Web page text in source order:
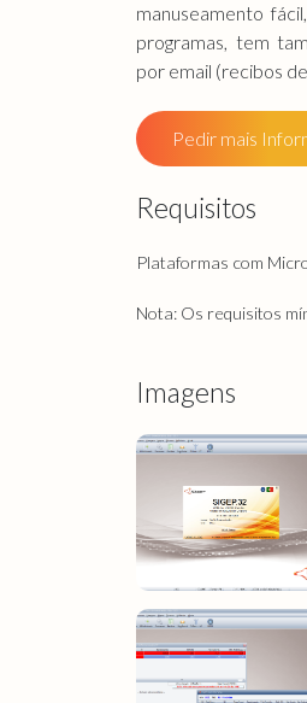
manuseamento
programas, tem
por email (recibos
Pedir mais
Requisitos
Plataformas com
Nota: Os requisitos
Imagens